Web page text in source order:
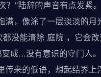
？"陆辞的声音有点发紧
，像涂了一层淡淡的
没能清除 庭院 ，它会
成...没有意识的守门人
传来的低语，想起结界